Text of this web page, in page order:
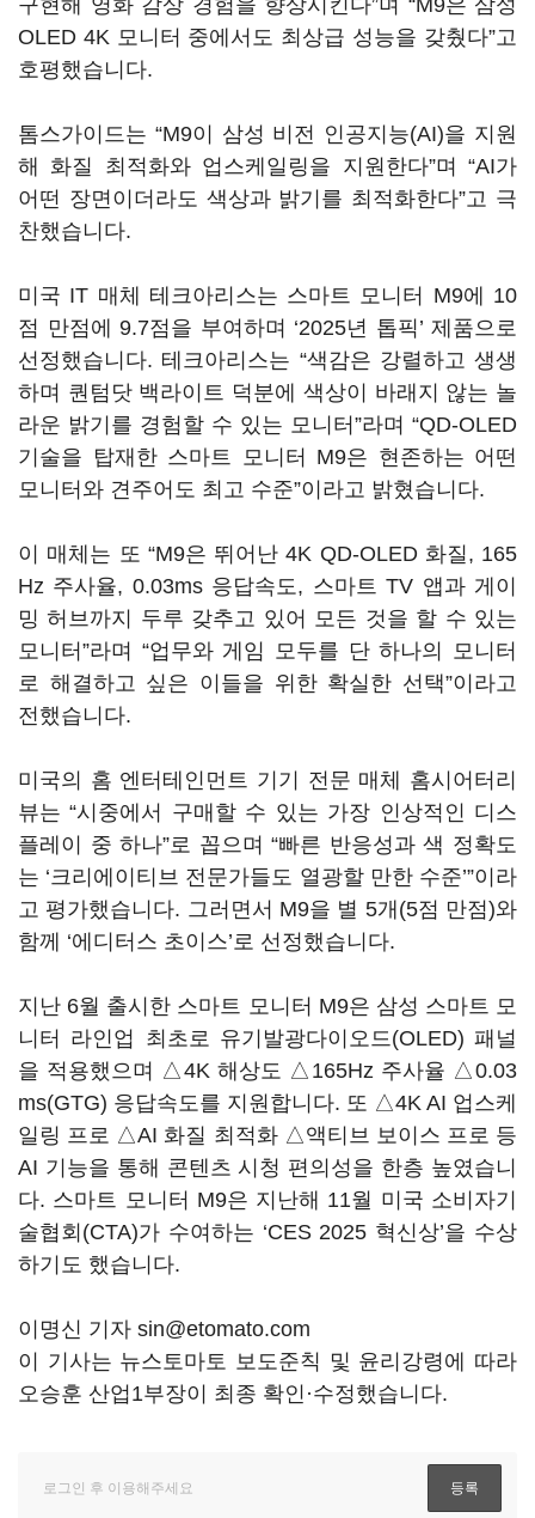
구현해 영화 감상 경험을 향상시킨다”며 “M9은 삼성
OLED 4K 모니터 중에서도 최상급 성능을 갖췄다”고
호평했습니다.
톰스가이드는 “M9이 삼성 비전 인공지능(AI)을 지원
해 화질 최적화와 업스케일링을 지원한다”며 “AI가
어떤 장면이더라도 색상과 밝기를 최적화한다”고 극
찬했습니다.
미국 IT 매체 테크아리스는 스마트 모니터 M9에 10
점 만점에 9.7점을 부여하며 ‘2025년 톱픽’ 제품으로
선정했습니다. 테크아리스는 “색감은 강렬하고 생생
하며 퀀텀닷 백라이트 덕분에 색상이 바래지 않는 놀
라운 밝기를 경험할 수 있는 모니터”라며 “QD-OLED
기술을 탑재한 스마트 모니터 M9은 현존하는 어떤
모니터와 견주어도 최고 수준”이라고 밝혔습니다.
이 매체는 또 “M9은 뛰어난 4K QD-OLED 화질, 165
Hz 주사율, 0.03ms 응답속도, 스마트 TV 앱과 게이
밍 허브까지 두루 갖추고 있어 모든 것을 할 수 있는
모니터”라며 “업무와 게임 모두를 단 하나의 모니터
로 해결하고 싶은 이들을 위한 확실한 선택”이라고
전했습니다.
미국의 홈 엔터테인먼트 기기 전문 매체 홈시어터리
뷰는 “시중에서 구매할 수 있는 가장 인상적인 디스
플레이 중 하나”로 꼽으며 “빠른 반응성과 색 정확도
는 ‘크리에이티브 전문가들도 열광할 만한 수준’”이라
고 평가했습니다. 그러면서 M9을 별 5개(5점 만점)와
함께 ‘에디터스 초이스’로 선정했습니다.
지난 6월 출시한 스마트 모니터 M9은 삼성 스마트 모
니터 라인업 최초로 유기발광다이오드(OLED) 패널
을 적용했으며 △4K 해상도 △165Hz 주사율 △0.03
ms(GTG) 응답속도를 지원합니다. 또 △4K AI 업스케
일링 프로 △AI 화질 최적화 △액티브 보이스 프로 등
AI 기능을 통해 콘텐츠 시청 편의성을 한층 높였습니
다. 스마트 모니터 M9은 지난해 11월 미국 소비자기
술협회(CTA)가 수여하는 ‘CES 2025 혁신상’을 수상
하기도 했습니다.
이명신 기자 sin@etomato.com
이 기사는 뉴스토마토 보도준칙 및 윤리강령에 따라
오승훈 산업1부장이 최종 확인·수정했습니다.